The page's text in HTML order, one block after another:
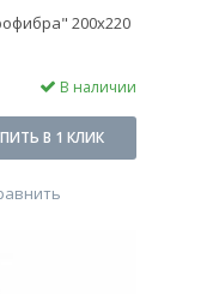
200х220
В наличии
В 1 КЛИК